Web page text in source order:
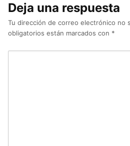
Deja una respuesta
Tu dirección de correo electrónico no
obligatorios están marcados con *